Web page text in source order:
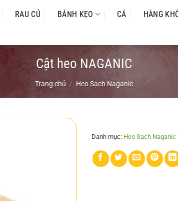
RAU CỦ BÁNH KẸO CÁ HÀNG
Cật heo NAGANIC
Trang chủ / Heo Sạch Naganic
Danh mục: Heo Sạch Naganic